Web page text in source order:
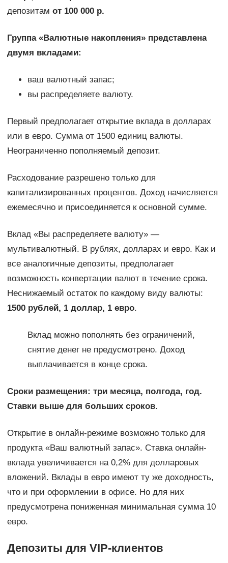
депозитам от 100 000 р.
Группа «Валютные накопления» представлена
двумя вкладами:
ваш валютный запас;
вы распределяете валюту.
Первый предполагает открытие вклада в долларах
или в евро. Сумма от 1500 единиц валюты.
Неограниченно пополняемый депозит.
Расходование разрешено только для
капитализированных процентов. Доход начисляется
ежемесячно и присоединяется к основной сумме.
Вклад «Вы распределяете валюту» —
мультивалютный. В рублях, долларах и евро. Как и
все аналогичные депозиты, предполагает
возможность конвертации валют в течение срока.
Неснижаемый остаток по каждому виду валюты:
1500 рублей, 1 доллар, 1 евро.
Вклад можно пополнять без ограничений,
снятие денег не предусмотрено. Доход
выплачивается в конце срока.
Сроки размещения: три месяца, полгода, год.
Ставки выше для больших сроков.
Открытие в онлайн-режиме возможно только для
продукта «Ваш валютный запас». Ставка онлайн-
вклада увеличивается на 0,2% для долларовых
вложений. Вклады в евро имеют ту же доходность,
что и при оформлении в офисе. Но для них
предусмотрена пониженная минимальная сумма 10
евро.
Депозиты для VIP-клиентов